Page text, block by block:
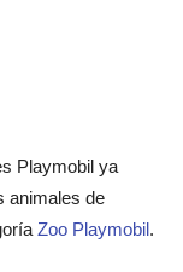
Playmobil ya
animales de
Zoo Playmobil.